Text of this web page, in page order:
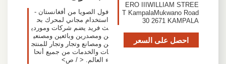
ERO IIIWILLIAM STREE
T KampalaMukwano Road
30 2671 KAMPALA
احصل على السعر
فول الصويا من أفغانستان -
استخدام مجاني لمحرك بح
ث فريد يضم شركات وموردي
ن ومصدرين وبائعين ومصنعي
ن ومصانع وتجار وتجار للمنتج
ات والخدمات من جميع أنحا
ء العالم. < / ص>